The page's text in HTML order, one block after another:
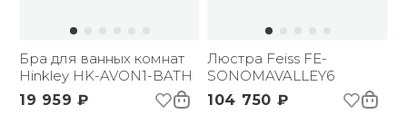
Бра для ванных комнат
Hinkley HK-AVON1-BATH
19 959 ₽
Люстра Feiss FE-
SONOMAVALLEY6
104 750 ₽